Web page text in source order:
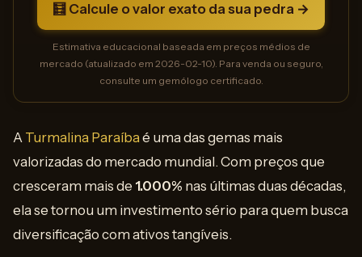
🧮 Calcule o valor exato da sua pedra →
Estimativa educacional baseada em preços médios de
mercado (atualizado em 2026-02-10). Para venda ou seguro,
consulte um gemólogo certificado.
A Turmalina Paraíba é uma das gemas mais
valorizadas do mercado mundial. Com preços que
cresceram mais de 1.000% nas últimas duas décadas,
ela se tornou um investimento sério para quem busca
diversificação com ativos tangíveis.